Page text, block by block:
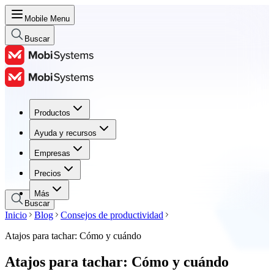
Mobile Menu
Buscar
Productos
Ayuda y recursos
Empresas
Precios
Más
Productos
Ayuda y recursos
Empresas
Precios
Buscar
Inicio Blog
Consejos de productividad
Atajos para tachar: Cómo y cuándo
Atajos para tachar: Cómo y cuándo